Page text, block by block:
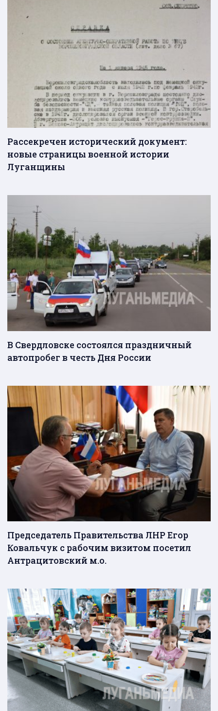
Рассекречен исторический документ:
новые страницы военной истории
Луганщины
В Свердловске состоялся праздничный
автопробег в честь Дня России
Председатель Правительства ЛНР Егор
Ковальчук с рабочим визитом посетил
Антрацитовский м.о.